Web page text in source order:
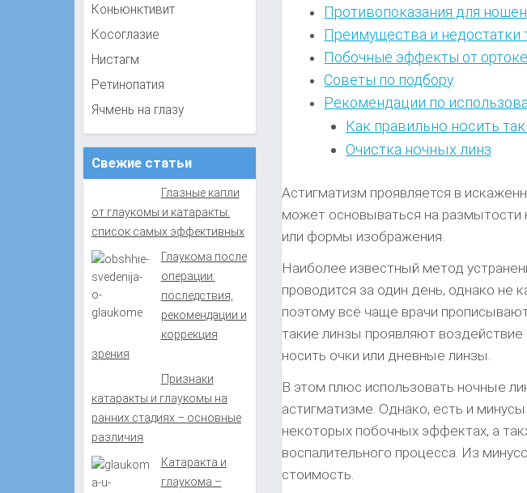
Противопоказания для
Преимущества и недостатки
Побочные эффекты от
Советы по подбору
Рекомендации по
Как правильно носить
Очистка ночных линз
Астигматизм проявляется в
может основываться на размытости
или формы изображения.
Наиболее известный метод
проводится за один день, однако не
поэтому всё чаще врачи
такие линзы проявляют
носить очки или дневные линзы.
В этом плюс использовать ночные
астигматизме. Однако, есть и
некоторых побочных эффектах, а
воспалительного процесса. Из
стоимость.
Коньюнктивит
Косоглазие
Нистагм
Ретинопатия
Ячмень на глазу
Свежие статьи
Глазные капли
от глаукомы и катаракты:
список самых эффективных
Глаукома после
операции:
последствия,
рекомендации и
коррекция
зрения
Признаки
катаракты и глаукомы на
ранних стадиях – основные
различия
Катаракта и
глаукома –